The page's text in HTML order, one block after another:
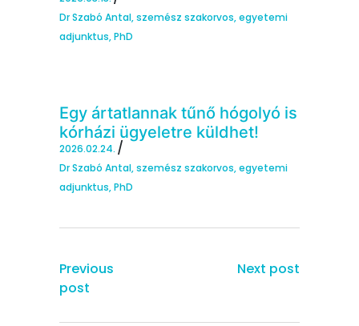
Dr Szabó Antal, szemész szakorvos, egyetemi
adjunktus, PhD
Egy ártatlannak tűnő hógolyó is
kórházi ügyeletre küldhet!
2026.02.24.
Dr Szabó Antal, szemész szakorvos, egyetemi
adjunktus, PhD
Previous
post
Next post